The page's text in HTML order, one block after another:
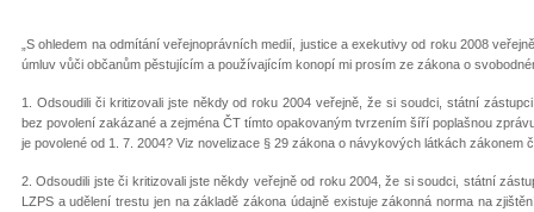
„S ohledem na odmítání veřejnoprávních medií, justice a exekutivy od roku 2008
úmluv vůči občanům pěstujícím a používajícím konopí mi prosím ze zákona o
1. Odsoudili či kritizovali jste někdy od roku 2004 veřejně, že si soudci, státní
bez povolení zakázané a zejména ČT tímto opakovaným tvrzením šíří poplašnou
je povolené od 1. 7. 2004? Viz novelizace § 29 zákona o návykových látkách zákonem
2. Odsoudili jste či kritizovali jste někdy veřejně od roku 2004, že si soudci, státní
LZPS a udělení trestu jen na základě zákona údajně existuje zákonná norma na